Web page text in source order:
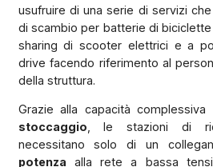
usufruire di una serie di servizi
di scambio per batterie di
sharing di scooter elettrici e a
drive facendo riferimento al
della struttura.
Grazie alla capacità complessiva
stoccaggio , le stazioni di
necessitano solo di un
potenza alla rete a bassa